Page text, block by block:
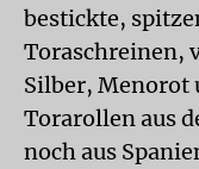
bestickte,
Toraschreinen,
Silber, Menorot
Torarollen aus
noch aus